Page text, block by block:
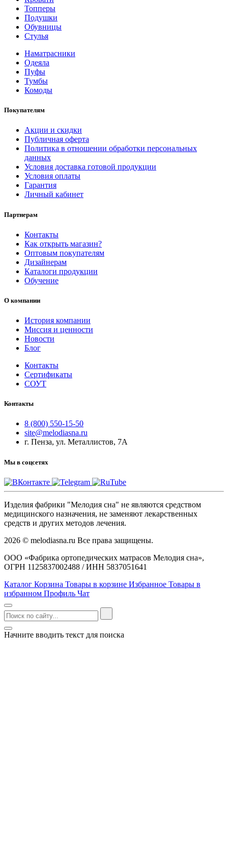
Топперы
Подушки
Обувницы
Стулья
Наматрасники
Одеяла
Пуфы
Тумбы
Комоды
Покупателям
Акции и скидки
Публичная оферта
Политика в отношении обработки персональных
данных
Условия доставка готовой продукции
Условия оплаты
Гарантия
Личный кабинет
Партнерам
Контакты
Как открыть магазин?
Оптовым покупателям
Дизайнерам
Каталоги продукции
Обучение
О компании
История компании
Миссия и ценности
Новости
Блог
Контакты
Сертификаты
СОУТ
Контакты
8 (800) 550-15-50
site@melodiasna.ru
г. Пенза, ул. Металлистов, 7А
Мы в соцсетях
Изделия фабрики "Мелодия сна" не являются средством
медицинского назначения, не заменяют лекарственных
средств и других методов лечения.
2026 © melodiasna.ru Все права защищены.
ООО «Фабрика ортопедических матрасов Мелодия сна»,
ОГРН 1125837002488 / ИНН 5837051641
Каталог Корзина Товары в корзине Избранное Товары в
избранном Профиль Чат
Начните вводить текст для поиска